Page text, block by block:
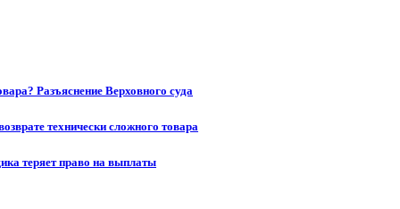
Разъяснение Верховного суда
технически сложного товара
теряет право на выплаты